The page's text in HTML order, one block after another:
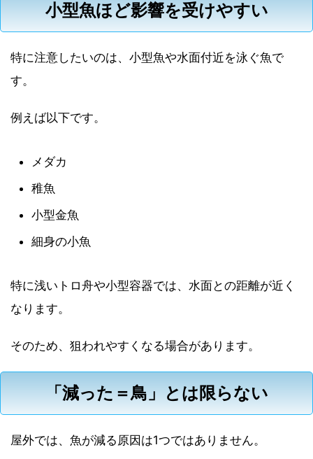
小型魚ほど影響を受けやすい
特に注意したいのは、小型魚や水面付近を泳ぐ魚で
す。
例えば以下です。
メダカ
稚魚
小型金魚
細身の小魚
特に浅いトロ舟や小型容器では、水面との距離が近く
なります。
そのため、狙われやすくなる場合があります。
「減った＝鳥」とは限らない
屋外では、魚が減る原因は1つではありません。